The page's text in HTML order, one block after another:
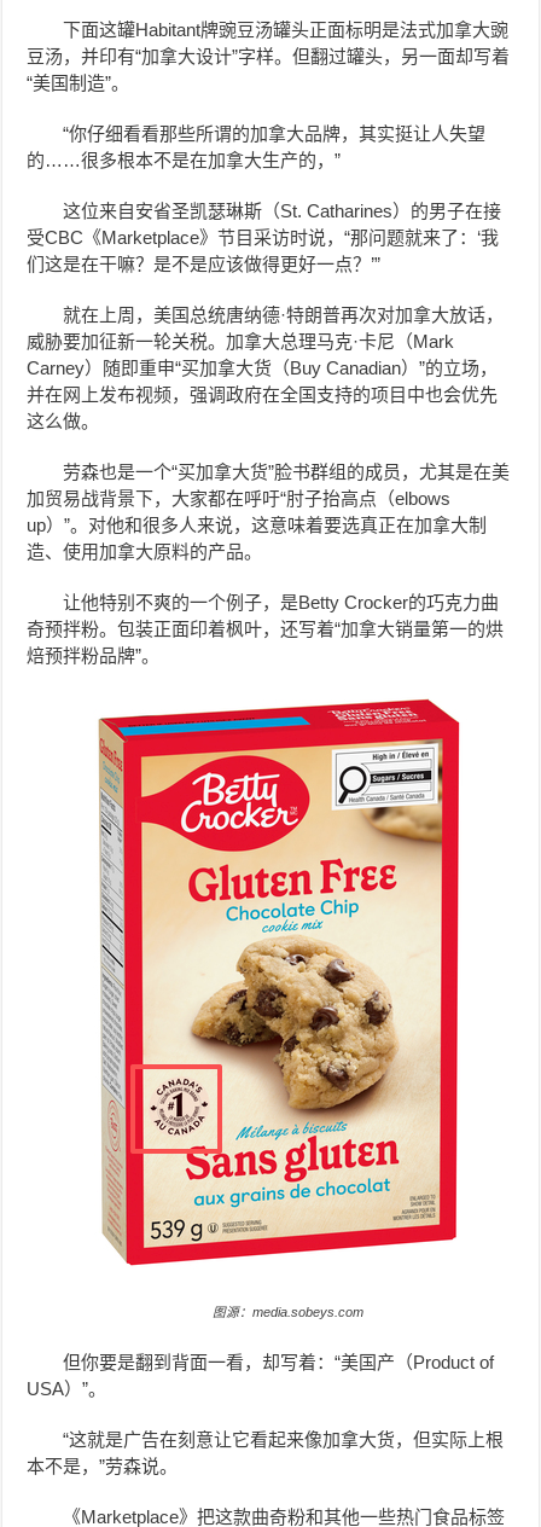
下面这罐Habitant牌豌豆汤罐头正面标明是法式加拿大豌
豆汤，并印有“加拿大设计”字样。但翻过罐头，另一面却写着
“美国制造”。
“你仔细看看那些所谓的加拿大品牌，其实挺让人失望
的……很多根本不是在加拿大生产的，”
这位来自安省圣凯瑟琳斯（St. Catharines）的男子在接
受CBC《Marketplace》节目采访时说，“那问题就来了：‘我
们这是在干嘛？是不是应该做得更好一点？’”
就在上周，美国总统唐纳德·特朗普再次对加拿大放话，
威胁要加征新一轮关税。加拿大总理马克·卡尼（Mark
Carney）随即重申“买加拿大货（Buy Canadian）”的立场，
并在网上发布视频，强调政府在全国支持的项目中也会优先
这么做。
劳森也是一个“买加拿大货”脸书群组的成员，尤其是在美
加贸易战背景下，大家都在呼吁“肘子抬高点（elbows
up）”。对他和很多人来说，这意味着要选真正在加拿大制
造、使用加拿大原料的产品。
让他特别不爽的一个例子，是Betty Crocker的巧克力曲
奇预拌粉。包装正面印着枫叶，还写着“加拿大销量第一的烘
焙预拌粉品牌”。
图源：media.sobeys.com
但你要是翻到背面一看，却写着：“美国产（Product of
USA）”。
“这就是广告在刻意让它看起来像加拿大货，但实际上根
本不是，”劳森说。
《Marketplace》把这款曲奇粉和其他一些热门食品标签